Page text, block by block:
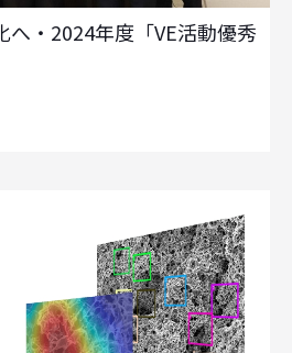
へ・2024年度「VE活動優秀